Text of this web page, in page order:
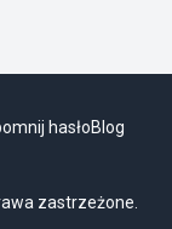
hasłoBlog
zastrzeżone.